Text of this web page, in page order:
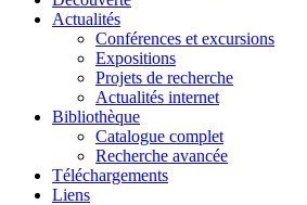
Actualités
Conférences et excursions
Expositions
Projets de recherche
Actualités internet
Bibliothèque
Catalogue complet
Recherche avancée
Téléchargements
Liens